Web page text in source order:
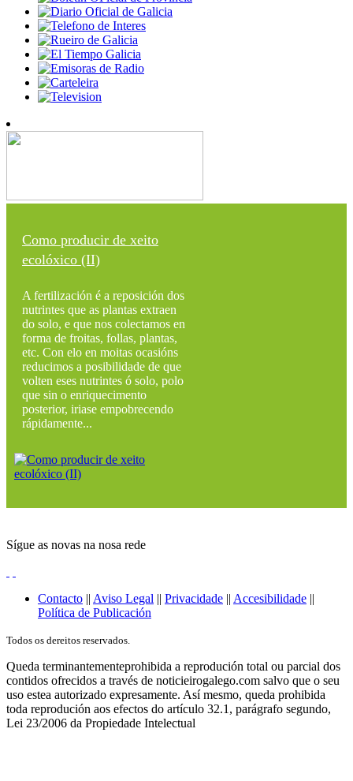
Como producir de xeito
ecolóxico (II)
A fertilización é a reposición dos
nutrintes que as plantas extraen
do solo, e que nos colectamos en
forma de froitas, follas, plantas,
etc. Con elo en moitas ocasións
reducimos a posibilidade de que
volten eses nutrintes ó solo, polo
que sin o enriquecimento
posterior, iriase empobrecendo
rápidamente...
Sígue as novas na nosa rede
Contacto || Aviso Legal || Privacidade || Accesibilidade ||
Política de Publicación
Todos os dereitos reservados.
Queda terminantementeprohibida a reprodución total ou parcial dos
contidos ofrecidos a través de noticieirogalego.com salvo que o seu
uso estea autorizado expresamente. Así mesmo, queda prohibida
toda reprodución aos efectos do artículo 32.1, parágrafo segundo,
Lei 23/2006 da Propiedade Intelectual